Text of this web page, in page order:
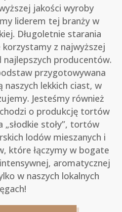
jakości wyroby
liderem tej branży w
Długoletnie starania
korzystamy z najwyższej
producentów.
przygotowywana
lekkich ciast, w
Jesteśmy również
o produkcję tortów
„słodkie stoły”, tortów
lodów mieszanych i
które łączymy w bogate
aromatycznej
w naszych lokalnych